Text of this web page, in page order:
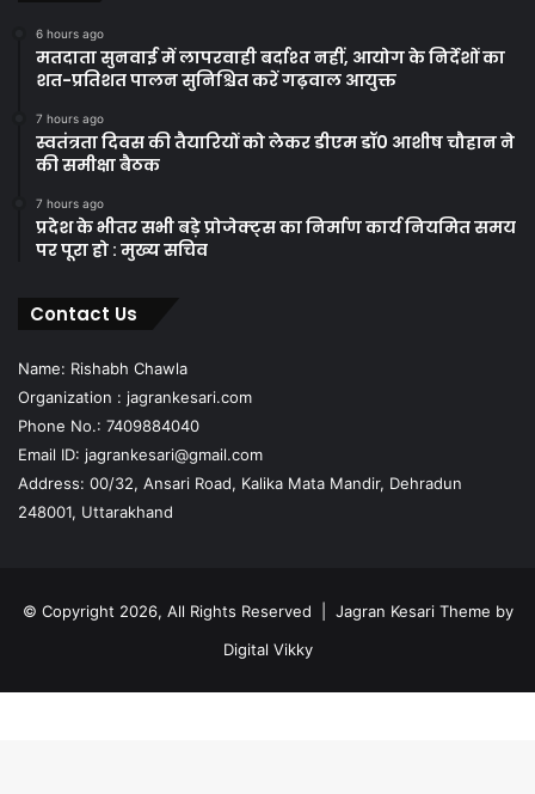
6 hours ago
मतदाता सुनवाई में लापरवाही बर्दाश्त नहीं, आयोग के निर्देशों का
शत-प्रतिशत पालन सुनिश्चित करें गढ़वाल आयुक्त
7 hours ago
स्वतंत्रता दिवस की तैयारियों को लेकर डीएम डॉ0 आशीष चौहान ने
की समीक्षा बैठक
7 hours ago
प्रदेश के भीतर सभी बड़े प्रोजेक्ट्स का निर्माण कार्य नियमित समय
पर पूरा हो : मुख्य सचिव
Contact Us
Name: Rishabh Chawla
Organization : jagrankesari.com
Phone No.: 7409884040
Email ID: jagrankesari@gmail.com
Address: 00/32, Ansari Road, Kalika Mata Mandir, Dehradun
248001, Uttarakhand
© Copyright 2026, All Rights Reserved | Jagran Kesari Theme by
Digital Vikky